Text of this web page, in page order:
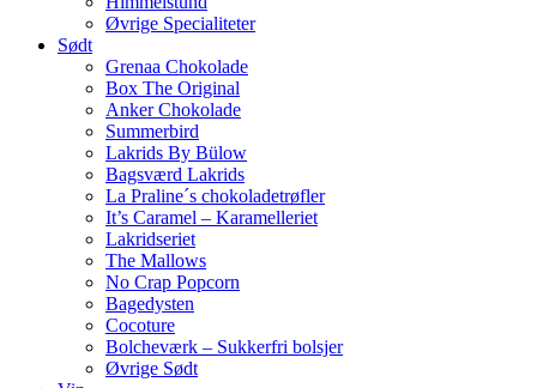
Øvrige Specialiteter
Sødt
Grenaa Chokolade
Box The Original
Anker Chokolade
Summerbird
Lakrids By Bülow
Bagsværd Lakrids
La Praline´s chokoladetrøfler
It’s Caramel – Karamelleriet
Lakridseriet
The Mallows
No Crap Popcorn
Bagedysten
Cocoture
Bolcheværk – Sukkerfri bolsjer
Øvrige Sødt